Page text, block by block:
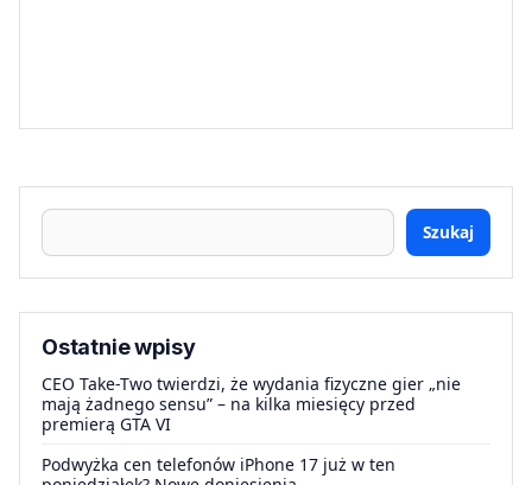
Szukaj
Ostatnie wpisy
CEO Take-Two twierdzi, że wydania fizyczne gier „nie
mają żadnego sensu” – na kilka miesięcy przed
premierą GTA VI
Podwyżka cen telefonów iPhone 17 już w ten